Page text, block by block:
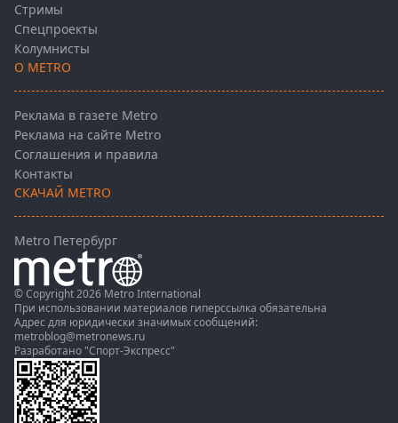
Стримы
Спецпроекты
Колумнисты
О METRO
Реклама в газете Metro
Реклама на сайте Metro
Соглашения и правила
Контакты
СКАЧАЙ METRO
Metro Петербург
© Copyright 2026 Metro International
При использовании материалов гиперссылка обязательна
Адрес для юридически значимых сообщений:
metroblog@metronews.ru
Разработано "Спорт-Экспресс"